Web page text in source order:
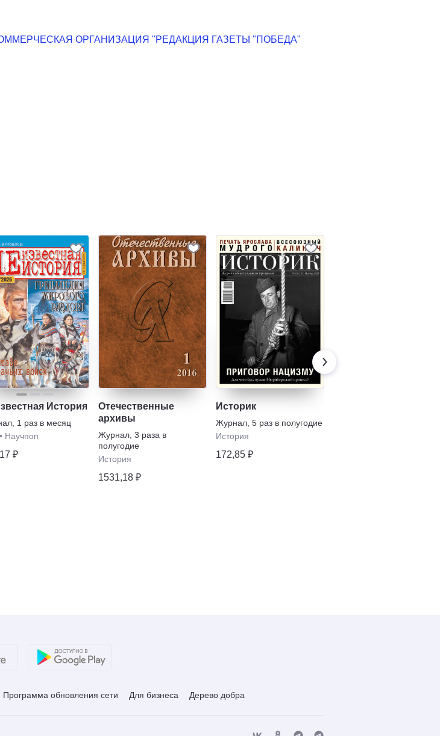
ОРГАНИЗАЦИЯ "РЕДАКЦИЯ ГАЗЕТЫ "ПОБЕДА"
История
1 раз в месяц
• Научпоп
₽
Отечественные
архивы
Журнал 3 раза в
полугодие
История
1531,18 ₽
Историк
Журнал 5 раз в полугодие
История
172,85 ₽
Программа обновления сети Для бизнеса Дерево добра